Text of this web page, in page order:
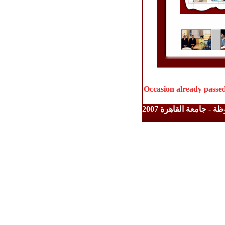
Occasion already
- جامعة القاهرة